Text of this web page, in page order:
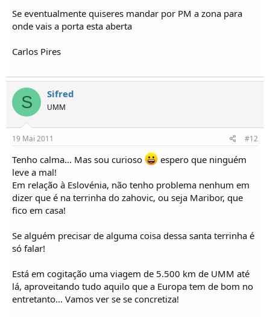
Se eventualmente quiseres mandar por PM a zona para
onde vais a porta esta aberta
Carlos Pires
S Sifred
UMM
19 Mai 2011 #12
Tenho calma... Mas sou curioso
espero que ninguém
leve a mal!
Em relação à Eslovénia, não tenho problema nenhum em
dizer que é na terrinha do zahovic, ou seja Maribor, que
fico em casa!
Se alguém precisar de alguma coisa dessa santa terrinha é
só falar!
Está em cogitação uma viagem de 5.500 km de UMM até
lá, aproveitando tudo aquilo que a Europa tem de bom no
entretanto... Vamos ver se se concretiza!